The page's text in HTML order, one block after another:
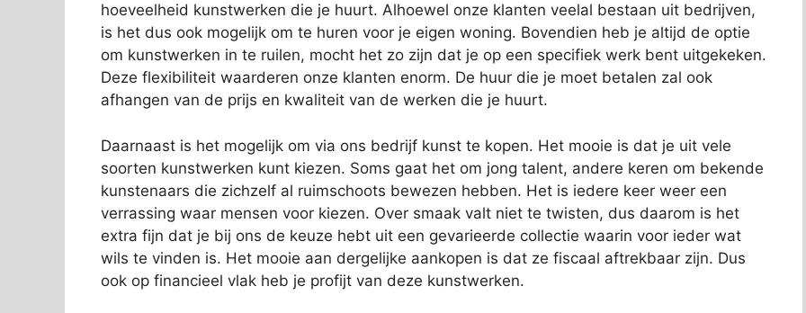
hoeveelheid kunstwerken die je huurt. Alhoewel onze klanten veelal bestaan uit bedrijven,
is het dus ook mogelijk om te huren voor je eigen woning. Bovendien heb je altijd de optie
om kunstwerken in te ruilen, mocht het zo zijn dat je op een specifiek werk bent uitgekeken.
Deze flexibiliteit waarderen onze klanten enorm. De huur die je moet betalen zal ook
afhangen van de prijs en kwaliteit van de werken die je huurt.
Daarnaast is het mogelijk om via ons bedrijf kunst te kopen. Het mooie is dat je uit vele
soorten kunstwerken kunt kiezen. Soms gaat het om jong talent, andere keren om bekende
kunstenaars die zichzelf al ruimschoots bewezen hebben. Het is iedere keer weer een
verrassing waar mensen voor kiezen. Over smaak valt niet te twisten, dus daarom is het
extra fijn dat je bij ons de keuze hebt uit een gevarieerde collectie waarin voor ieder wat
wils te vinden is. Het mooie aan dergelijke aankopen is dat ze fiscaal aftrekbaar zijn. Dus
ook op financieel vlak heb je profijt van deze kunstwerken.